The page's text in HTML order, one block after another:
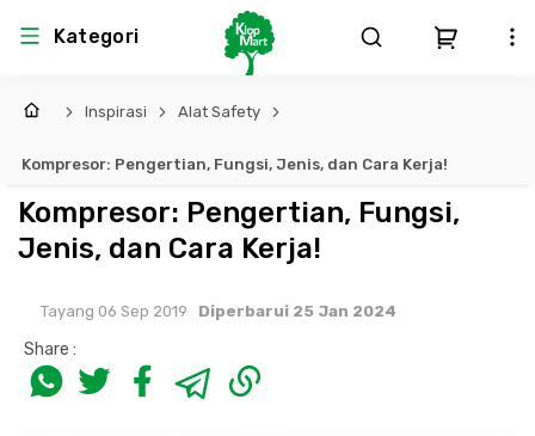
Kategori
Arsitektur
Lem
Dinding
Pintu, Jendela & Perlengkapan
Struktural
Produk K3
Perlengkapan
Bekisting
MEP
Sistem Elektro
Sistem Penanggulangan Kebakaran
Sistem Pemipaan
Interior
Landscape
Inspirasi Alat Safety
Kompresor: Pengertian, Fungsi, Jenis, dan Cara Kerja!
Kompresor: Pengertian, Fungsi,
Jenis, dan Cara Kerja!
Tayang 06 Sep 2019 Diperbarui 25 Jan 2024
Share :